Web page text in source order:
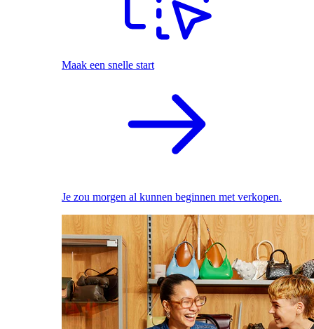
Maak een snelle start
Je zou morgen al kunnen beginnen met verkopen.